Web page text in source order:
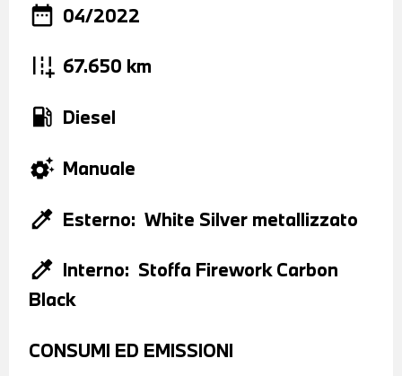
date_range 04/2022
add_road 67.650 km
local_gas_station Diesel
settings_suggest Manuale
colorize Esterno: White Silver metallizzato
colorize Interno: Stoffa Firework Carbon
Black
CONSUMI ED EMISSIONI